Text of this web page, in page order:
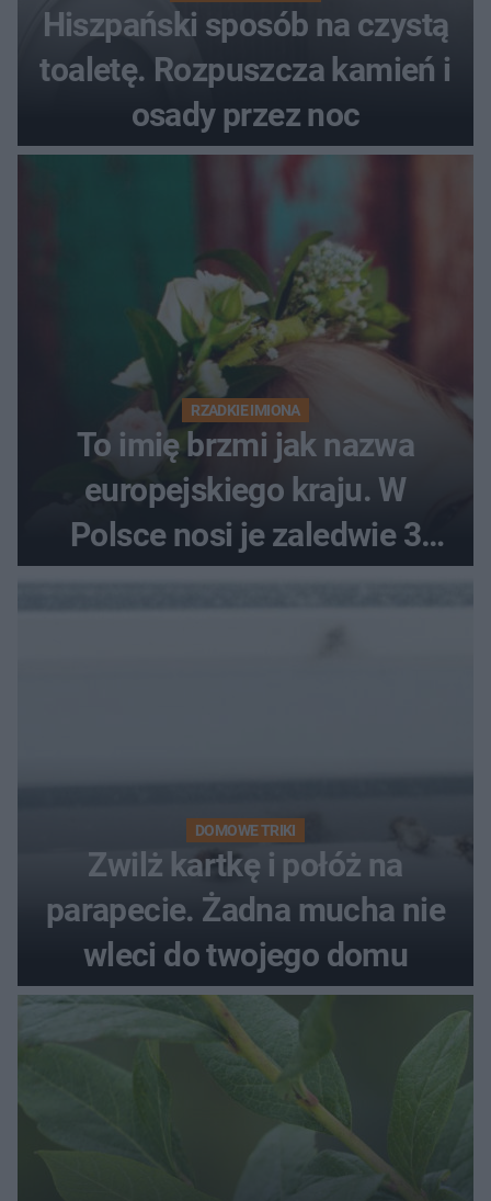
Hiszpański sposób na czystą
toaletę. Rozpuszcza kamień i
osady przez noc
RZADKIE IMIONA
To imię brzmi jak nazwa
europejskiego kraju. W
Polsce nosi je zaledwie 3
kobiety
DOMOWE TRIKI
Zwilż kartkę i połóż na
parapecie. Żadna mucha nie
wleci do twojego domu